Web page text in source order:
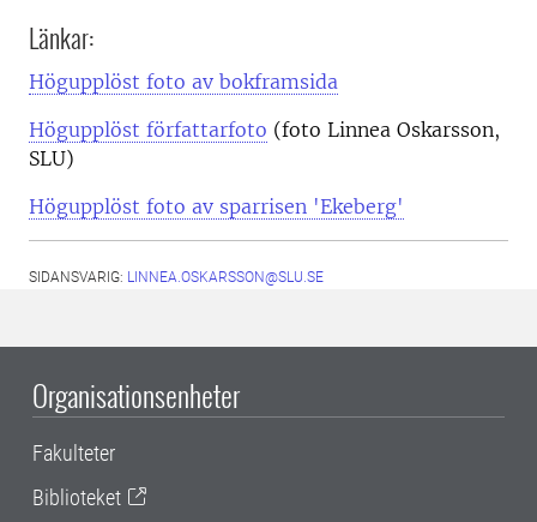
Länkar:
Högupplöst foto av bokframsida
Högupplöst författarfoto (foto Linnea Oskarsson,
SLU)
Högupplöst foto av sparrisen 'Ekeberg'
SIDANSVARIG: LINNEA.OSKARSSON@SLU.SE
Organisationsenheter
Fakulteter
Biblioteket